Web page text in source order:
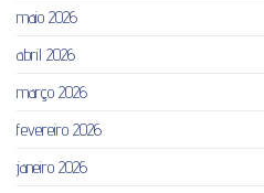
maio 2026
abril 2026
março 2026
fevereiro 2026
janeiro 2026